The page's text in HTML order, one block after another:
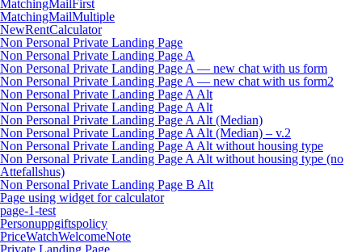
MatchingMailFirst
MatchingMailMultiple
NewRentCalculator
Non Personal Private Landing Page
Non Personal Private Landing Page A
Non Personal Private Landing Page A — new chat with us form
Non Personal Private Landing Page A — new chat with us form2
Non Personal Private Landing Page A Alt
Non Personal Private Landing Page A Alt
Non Personal Private Landing Page A Alt (Median)
Non Personal Private Landing Page A Alt (Median) – v.2
Non Personal Private Landing Page A Alt without housing type
Non Personal Private Landing Page A Alt without housing type (no
Attefallshus)
Non Personal Private Landing Page B Alt
Page using widget for calculator
page-1-test
Personuppgiftspolicy
PriceWatchWelcomeNote
Private Landing Page